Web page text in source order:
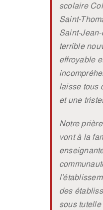
Politique de protection
La transition écologique
scolaire
Saint-
Saint-
terrible
effroyable
laisse tous
et une
Notre
vont à la
des
sous